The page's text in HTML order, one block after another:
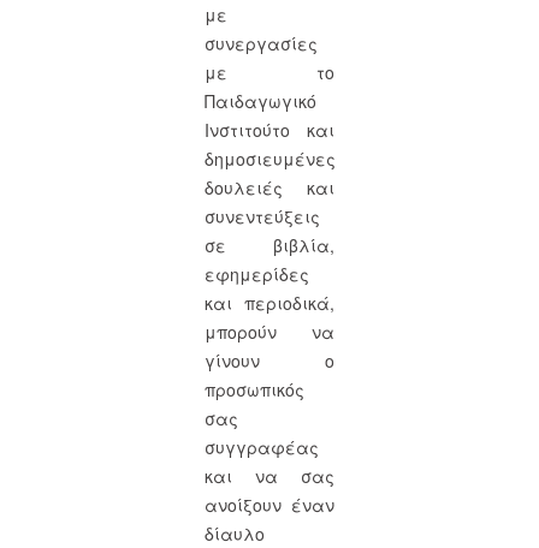
με
συνεργασίες
με το
Παιδαγωγικό
Ινστιτούτο και
δημοσιευμένες
δουλειές και
συνεντεύξεις
σε βιβλία,
εφημερίδες
και περιοδικά,
μπορούν να
γίνουν ο
προσωπικός
σας
συγγραφέας
και να σας
ανοίξουν έναν
δίαυλο